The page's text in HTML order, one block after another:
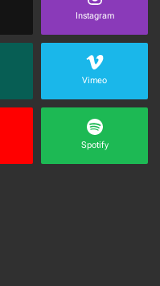
Instagram
Vimeo
Spotify